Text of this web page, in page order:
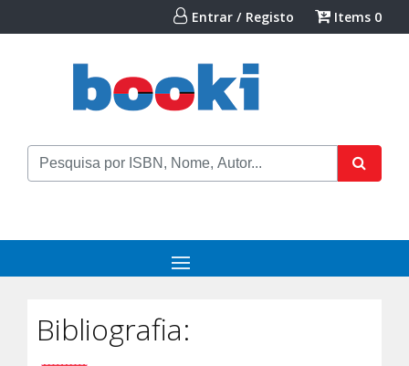
Entrar / Registo Items 0
Bibliografia: